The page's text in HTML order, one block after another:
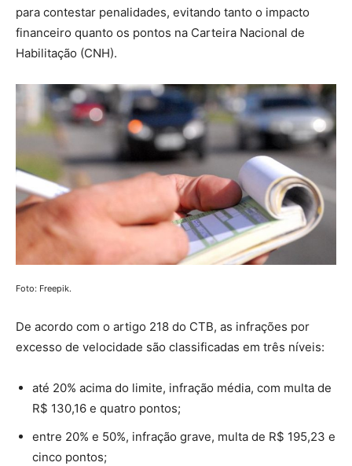
para contestar penalidades, evitando tanto o impacto
financeiro quanto os pontos na Carteira Nacional de
Habilitação (CNH).
Foto: Freepik.
De acordo com o artigo 218 do CTB, as infrações por
excesso de velocidade são classificadas em três níveis:
até 20% acima do limite, infração média, com multa de
R$ 130,16 e quatro pontos;
entre 20% e 50%, infração grave, multa de R$ 195,23 e
cinco pontos;